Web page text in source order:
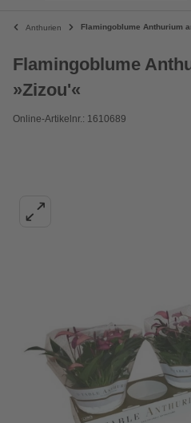
Anthurien Flamingoblume Anthurium
Flamingoblume
»Zizou'«
Online-Artikelnr.: 1610689